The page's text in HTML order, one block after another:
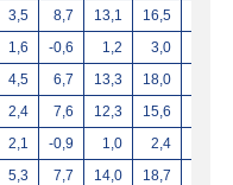
3,5 8,7 13,1
16,5
1,6 -0,6 1,2
3,0
4,5 6,7 13,3
18,0
2,4 7,6 12,3
15,6
2,1 -0,9 1,0
2,4
5,3 7,7 14,0
18,7